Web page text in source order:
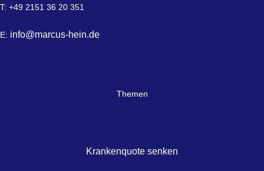
T: +49 2151 36 20 351
E: info@marcus-hein.de
Themen
Krankenquote senken